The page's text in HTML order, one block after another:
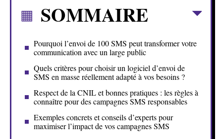
SOMMAIRE
Pourquoi l’envoi de 100 SMS peut transformer votre
communication avec un large public
Quels critères pour choisir un logiciel d’envoi de
SMS en masse réellement adapté à vos besoins ?
Respect de la CNIL et bonnes pratiques : les règles à
connaître pour des campagnes SMS responsables
Exemples concrets et conseils d’experts pour
maximiser l’impact de vos campagnes SMS